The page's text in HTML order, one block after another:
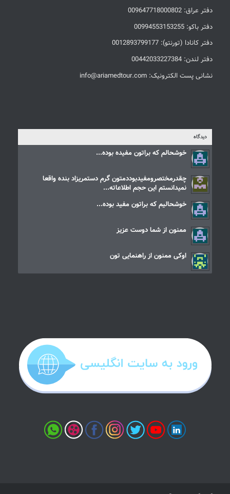
دفتر عراق: 009647718000802
دفتر باکو: 00994553153255
دفتر کانادا (تورنتو): 0012893799177
دفتر لندن: 00442033227384
نشانی پست الکترونیک: info@ariamedtour.com
دیدگاه
خوشحالم که براتون مفیده بوده...
چقدرمختصرومفیدبوددمتون گرم دستمریزاد بنده واقعا
نمیدانستم این حجم اطلاعاته...
خوشحالیم که براتون مفید بوده...
ممنون از شما دوست عزیز
اوکی ممنون از راهنمایی تون